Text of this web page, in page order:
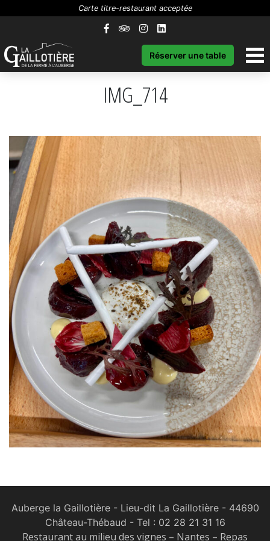
Carte titre-restaurant acceptée
Réserver une table
IMG_714
Auberge la Gaillotière - Lieu-dit La Gaillotière - 44690
Château-Thébaud - Tel : 02 28 21 31 16
Restaurant au milieu des vignes – Nantes – Repas